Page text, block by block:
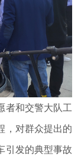
和交警大队工
，对群众提出的
引发的典型事故